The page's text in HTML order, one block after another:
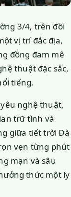
3/4, trên đồi
vị trí đắc địa,
đồng đam mê
thuật đặc sắc,
tiếng.
nghệ thuật,
trữ tình và
giữa tiết trời Đà
vẹn từng phút
mạn và sâu
thức một ly